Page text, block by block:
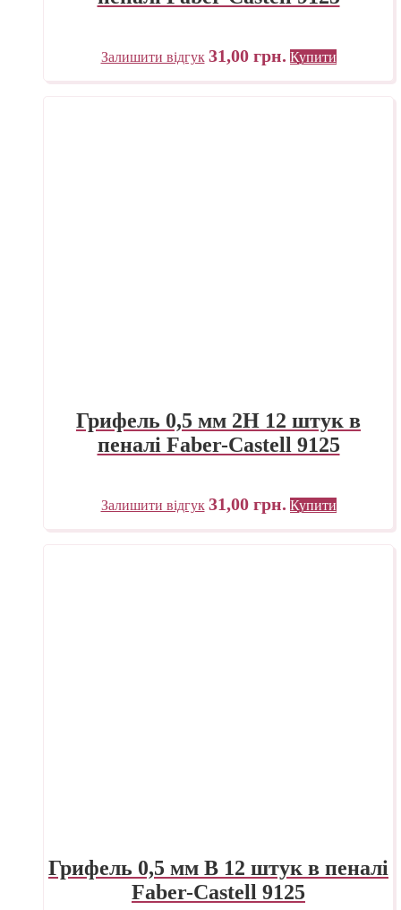
Залишити відгук 31,00 грн. Купити
Грифель 0,5 мм 2H 12 штук в
пеналі Faber-Castell 9125
Залишити відгук 31,00 грн. Купити
Грифель 0,5 мм B 12 штук в пеналі
Faber-Castell 9125